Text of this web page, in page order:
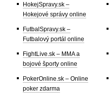
HokejSpravy.sk –
Hokejové správy online
FutbalSpravy.sk –
Futbalový portál online
FightLive.sk – MMA a
bojové športy online
PokerOnline.sk – Online
poker zdarma